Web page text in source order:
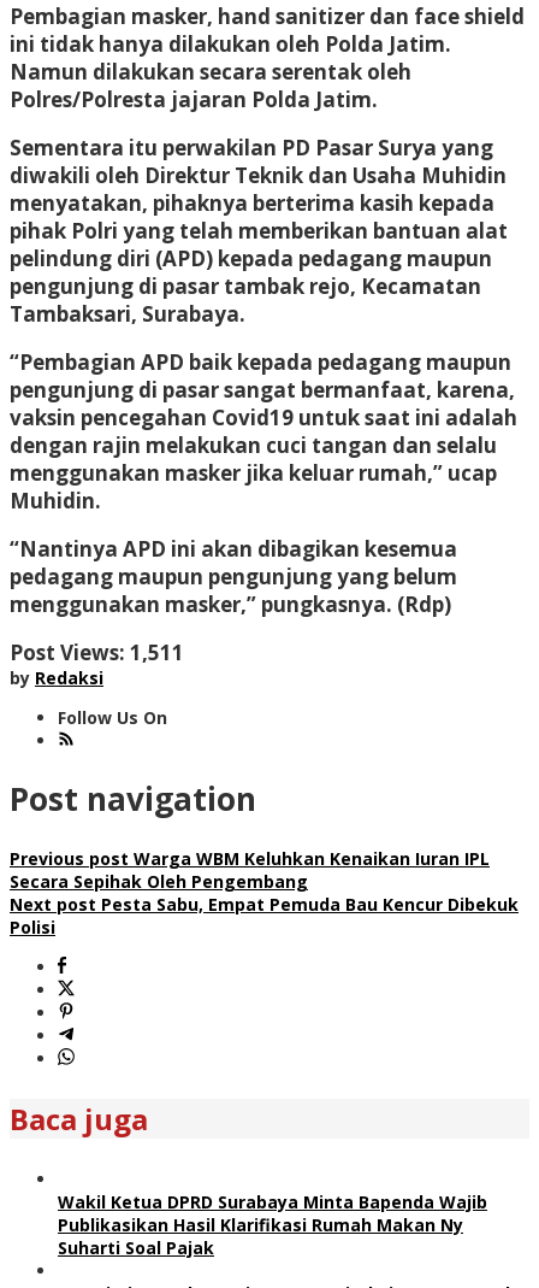
Pembagian masker, hand sanitizer dan face shield
ini tidak hanya dilakukan oleh Polda Jatim.
Namun dilakukan secara serentak oleh
Polres/Polresta jajaran Polda Jatim.
Sementara itu perwakilan PD Pasar Surya yang
diwakili oleh Direktur Teknik dan Usaha Muhidin
menyatakan, pihaknya berterima kasih kepada
pihak Polri yang telah memberikan bantuan alat
pelindung diri (APD) kepada pedagang maupun
pengunjung di pasar tambak rejo, Kecamatan
Tambaksari, Surabaya.
“Pembagian APD baik kepada pedagang maupun
pengunjung di pasar sangat bermanfaat, karena,
vaksin pencegahan Covid19 untuk saat ini adalah
dengan rajin melakukan cuci tangan dan selalu
menggunakan masker jika keluar rumah,” ucap
Muhidin.
“Nantinya APD ini akan dibagikan kesemua
pedagang maupun pengunjung yang belum
menggunakan masker,” pungkasnya. (Rdp)
Post Views: 1,511
by Redaksi
Follow Us On
Post navigation
Previous post Warga WBM Keluhkan Kenaikan Iuran IPL
Secara Sepihak Oleh Pengembang
Next post Pesta Sabu, Empat Pemuda Bau Kencur Dibekuk
Polisi
Baca juga
Wakil Ketua DPRD Surabaya Minta Bapenda Wajib
Publikasikan Hasil Klarifikasi Rumah Makan Ny
Suharti Soal Pajak